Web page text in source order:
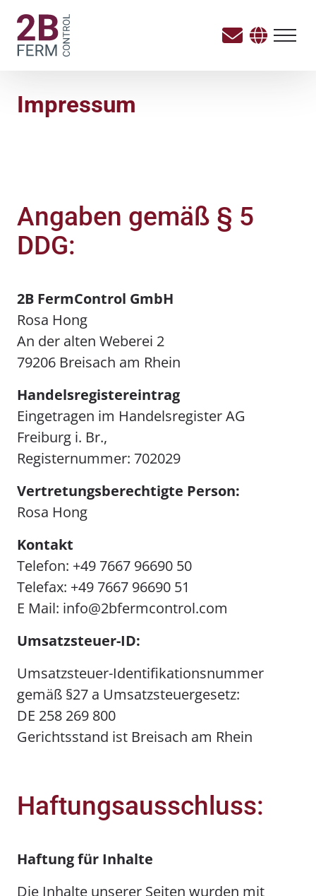
Impressum
Angaben gemäß § 5
DDG:
2B FermControl GmbH
Rosa Hong
An der alten Weberei 2
79206 Breisach am Rhein
Handelsregistereintrag
Eingetragen im Handelsregister AG
Freiburg i. Br.,
Registernummer: 702029
Vertretungsberechtigte Person:
Rosa Hong
Kontakt
Telefon: +49 7667 96690 50
Telefax: +49 7667 96690 51
E Mail: info@2bfermcontrol.com
Umsatzsteuer-ID:
Umsatzsteuer-Identifikationsnummer
gemäß §27 a Umsatzsteuergesetz:
DE 258 269 800
Gerichtsstand ist Breisach am Rhein
Haftungsausschluss:
Haftung für Inhalte
Die Inhalte unserer Seiten wurden mit